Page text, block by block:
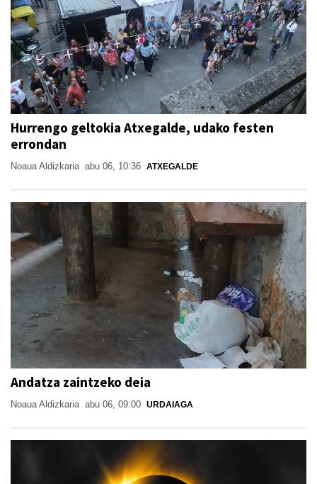
Hurrengo geltokia Atxegalde, udako festen
errondan
Noaua Aldizkaria abu 06, 10:36 ATXEGALDE
Andatza zaintzeko deia
Noaua Aldizkaria abu 06, 09:00 URDAIAGA